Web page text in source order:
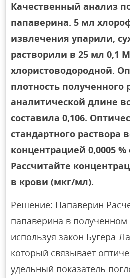
Качественный анализ
папаверина. 5 мл
извлечения упарили,
растворили в 25 мл 0,1
хлористоводородной.
плотность полученного
аналитической длине
составила 0,106.
стандартного раствора
концентрацией 0,0005 %
Рассчитайте
в крови (мкг/мл).
Решение: Папаверин
папаверина в полученном
используя закон Бугера-
который связывает
удельный показатель